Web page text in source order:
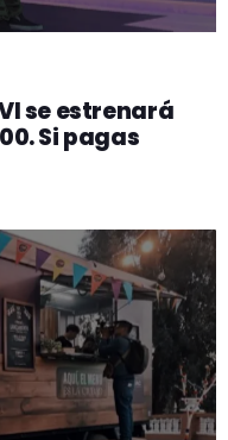
se estrenará
Si pagas